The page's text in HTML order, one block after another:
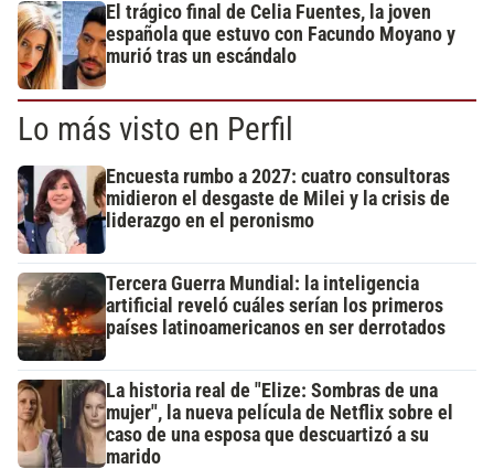
El trágico final de Celia Fuentes, la joven
española que estuvo con Facundo Moyano y
murió tras un escándalo
Lo más visto en Perfil
Encuesta rumbo a 2027: cuatro consultoras
midieron el desgaste de Milei y la crisis de
liderazgo en el peronismo
Tercera Guerra Mundial: la inteligencia
artificial reveló cuáles serían los primeros
países latinoamericanos en ser derrotados
La historia real de "Elize: Sombras de una
mujer", la nueva película de Netflix sobre el
caso de una esposa que descuartizó a su
marido